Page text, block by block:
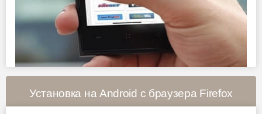
Установка на Android с браузера Firefox